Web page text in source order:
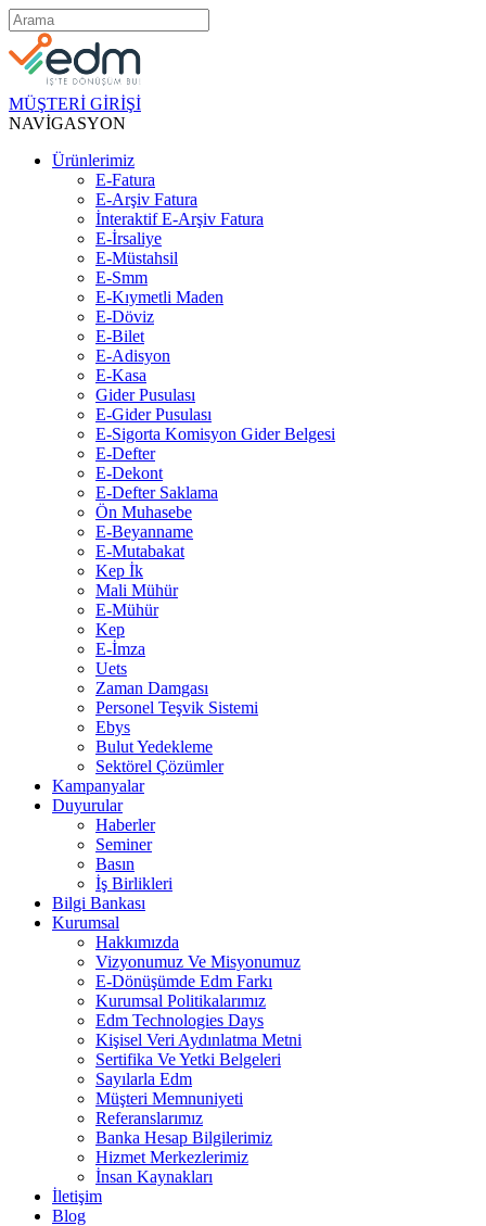
MÜŞTERİ GİRİŞİ
NAVİGASYON
Ürünlerimiz
E-Fatura
E-Arşiv Fatura
İnteraktif E-Arşiv Fatura
E-İrsaliye
E-Müstahsil
E-Smm
E-Kıymetli Maden
E-Döviz
E-Bilet
E-Adisyon
E-Kasa
Gider Pusulası
E-Gider Pusulası
E-Sigorta Komisyon Gider Belgesi
E-Defter
E-Dekont
E-Defter Saklama
Ön Muhasebe
E-Beyanname
E-Mutabakat
Kep İk
Mali Mühür
E-Mühür
Kep
E-İmza
Uets
Zaman Damgası
Personel Teşvik Sistemi
Ebys
Bulut Yedekleme
Sektörel Çözümler
Kampanyalar
Duyurular
Haberler
Seminer
Basın
İş Birlikleri
Bilgi Bankası
Kurumsal
Hakkımızda
Vizyonumuz Ve Misyonumuz
E-Dönüşümde Edm Farkı
Kurumsal Politikalarımız
Edm Technologies Days
Kişisel Veri Aydınlatma Metni
Sertifika Ve Yetki Belgeleri
Sayılarla Edm
Müşteri Memnuniyeti
Referanslarımız
Banka Hesap Bilgilerimiz
Hizmet Merkezlerimiz
İnsan Kaynakları
İletişim
Blog